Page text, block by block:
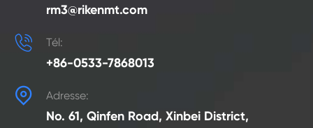
rm3@rikenmt.com
 Tél:
+86-0533-7868013
 Adresse:
No. 61, Qinfen Road, Xinbei District,